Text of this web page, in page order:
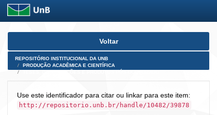
Skip
Voltar
REPOSITÓRIO INSTITUCIONAL DA UNB
PRODUÇÃO ACADÊMICA E CIENTÍFICA
Use este identificador para citar ou linkar para este item:
http://repositorio.unb.br/handle/10482/39878